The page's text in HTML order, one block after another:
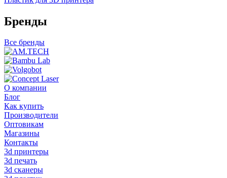
Бренды
Все бренды
О компании
Блог
Как купить
Производители
Оптовикам
Магазины
Контакты
3d принтеры
3d печать
3d сканеры